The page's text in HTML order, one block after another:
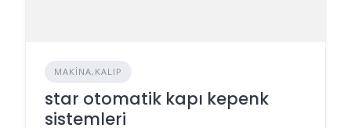
MAKINA,KALIP
star otomatik kapı kepenk
sistemleri